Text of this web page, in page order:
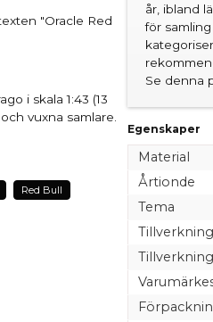
"Oracle Red
i skala 1:43 (13
vuxna samlare.
Red Bull
år, ibland
för
Se denna
Egenskaper
Material
Årtionde
Tema